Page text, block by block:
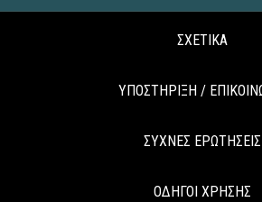
ΣΧΕΤΙΚΑ
ΥΠΟΣΤΗΡΙΞΗ /
ΣΥΧΝΕΣ ΕΡΩΤΗΣΕΙΣ
ΟΔΗΓΟΙ ΧΡΗΣΗΣ